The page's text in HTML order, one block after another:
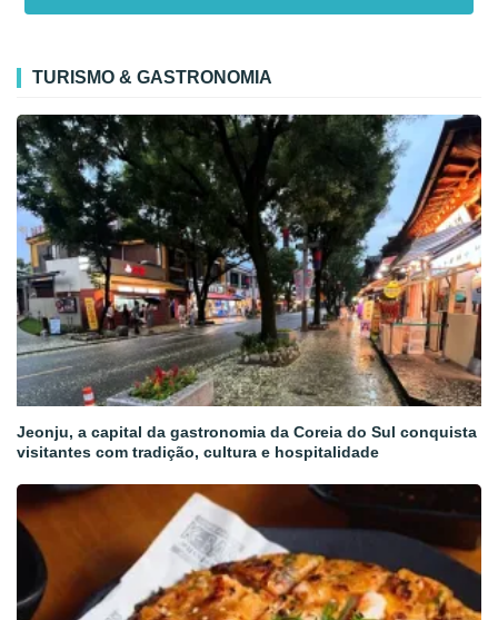
TURISMO & GASTRONOMIA
Jeonju, a capital da gastronomia da Coreia do Sul conquista
visitantes com tradição, cultura e hospitalidade